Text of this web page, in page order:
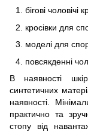
бігові чоловічі
кросівки для
моделі для
повсякденні
В наявності
синтетичних
наявності.
практично та
стопу від